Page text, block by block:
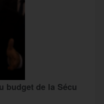
budget de la Sécu